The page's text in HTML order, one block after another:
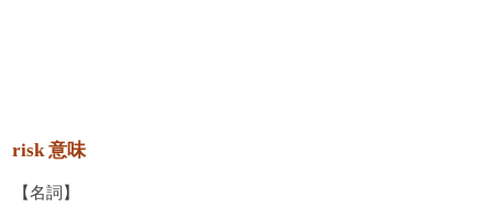
risk 意味
【名詞】